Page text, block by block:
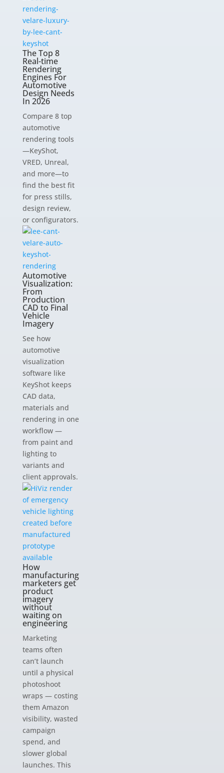
The Top 8
Real-time
Rendering
Engines For
Automotive
Design Needs
In 2026
Compare 8 top
automotive
rendering tools
—KeyShot,
VRED, Unreal,
and more—to
find the best fit
for press stills,
design review,
or configurators.
Automotive
Visualization:
From
Production
CAD to Final
Vehicle
Imagery
See how
automotive
visualization
software like
KeyShot keeps
CAD data,
materials and
rendering in one
workflow —
from paint and
lighting to
variants and
client approvals.
How
manufacturing
marketers get
product
imagery
without
waiting on
engineering
Marketing
teams often
can’t launch
until a physical
photoshoot
wraps — costing
them Amazon
visibility, wasted
campaign
spend, and
slower global
launches. This